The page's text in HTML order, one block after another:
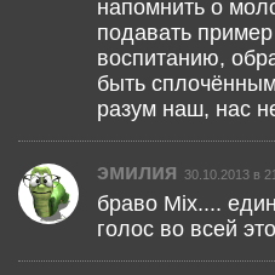
напомнить о
подавать
воспитанию,
быть
разум наш, нас
эмилия 30.10.2013 в
браво Mix....
голос во всей